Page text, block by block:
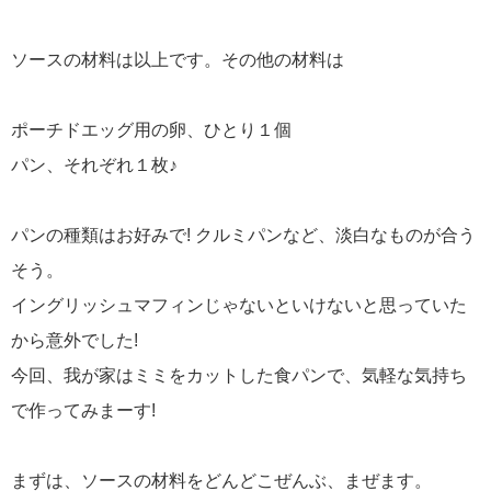
ソースの材料は以上です。その他の材料は
ポーチドエッグ用の卵、ひとり１個
パン、それぞれ１枚♪
パンの種類はお好みで! クルミパンなど、淡白なものが合う
そう。
イングリッシュマフィンじゃないといけないと思っていた
から意外でした!
今回、我が家はミミをカットした食パンで、気軽な気持ち
で作ってみまーす!
まずは、ソースの材料をどんどこぜんぶ、まぜます。